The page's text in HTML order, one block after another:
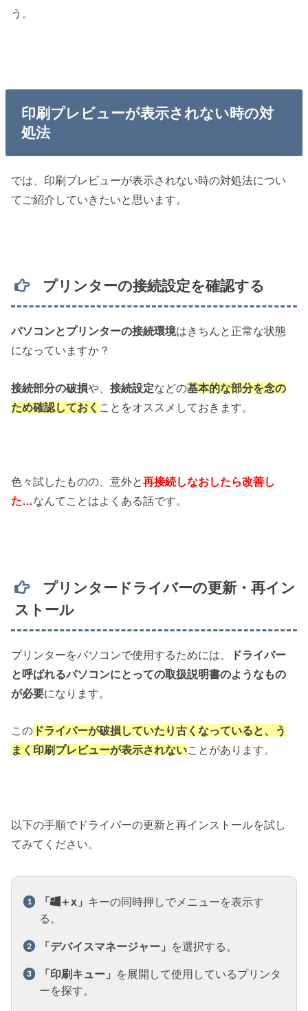
う。
印刷プレビューが表示されない時の対
処法
では、印刷プレビューが表示されない時の対処法につい
てご紹介していきたいと思います。
プリンターの接続設定を確認する
パソコンとプリンターの接続環境はきちんと正常な状態
になっていますか？
接続部分の破損や、接続設定などの基本的な部分を念の
ため確認しておく ことをオススメしておきます。
色々試したものの、意外と再接続しなおしたら改善し
た…なんてことはよくある話です。
プリンタードライバーの更新・再イン
ストール
プリンターをパソコンで使用するためには、
ドライバー
と呼ばれるパソコンにとっての取扱説明書のようなもの
が必要になります。
この ドライバーが破損していたり古くなっていると、う
まく印刷プレビューが表示されないことがあります。
以下の手順でドライバーの更新と再インストールを試し
てみてください。
「 ＋x」 キーの同時押しでメニューを表示す
る。
「デバイスマネージャー」 を選択する。
「印刷キュー」
を展開して使用しているプリンタ
ーを探す。